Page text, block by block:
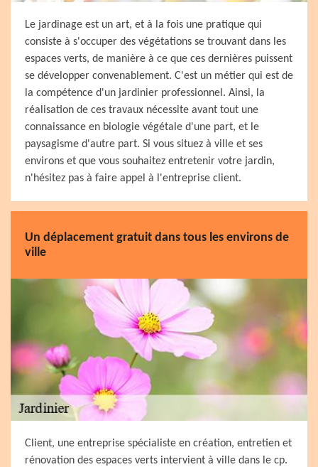
Le jardinage est un art, et à la fois une pratique qui
consiste à s'occuper des végétations se trouvant dans les
espaces verts, de manière à ce que ces dernières puissent
se développer convenablement. C'est un métier qui est de
la compétence d'un jardinier professionnel. Ainsi, la
réalisation de ces travaux nécessite avant tout une
connaissance en biologie végétale d'une part, et le
paysagisme d'autre part. Si vous situez à ville et ses
environs et que vous souhaitez entretenir votre jardin,
n'hésitez pas à faire appel à l'entreprise client.
Un déplacement gratuit dans tous les environs de
ville
Client, une entreprise spécialiste en création, entretien et
rénovation des espaces verts intervient à ville dans le cp.